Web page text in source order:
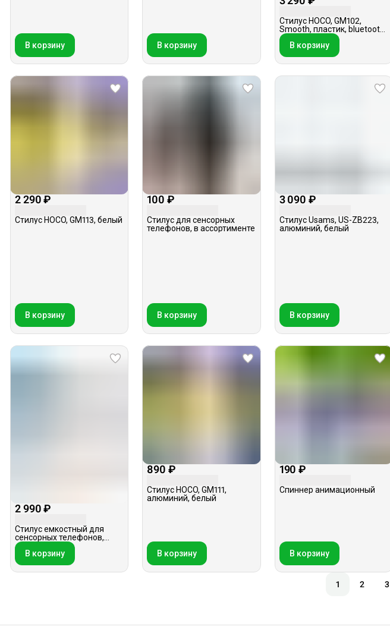
В корзину В корзину
Стилус HOCO, GM102,
Smooth, пластик, bluetooth,
белый
В корзину
2 290 ₽
Стилус HOCO, GM113, белый
В корзину
100 ₽
Стилус для сенсорных
телефонов, в ассортименте
В корзину
3 090 ₽
Стилус Usams, US-ZB223,
алюминий, белый
В корзину
2 990 ₽
Стилус емкостный для
сенсорных телефонов,
Earldom ET-P2, белый
В корзину
890 ₽
Стилус HOCO, GM111,
алюминий, белый
В корзину
190 ₽
Спиннер анимационный
В корзину
1 2 3